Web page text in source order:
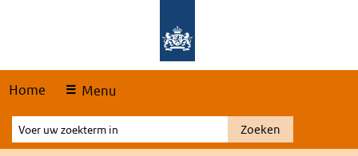
Home Menu
Voer
uw
Zoeken